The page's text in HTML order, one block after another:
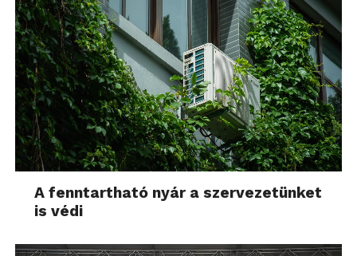
A fenntartható nyár a szervezetünket
is védi